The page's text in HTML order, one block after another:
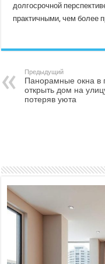
долгосрочной
практичными, чем более
Предыдущий
Панорамные окна в
открыть дом на
потеряв уюта